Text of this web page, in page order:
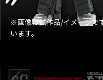
※画像は試作品/イメージで
います。